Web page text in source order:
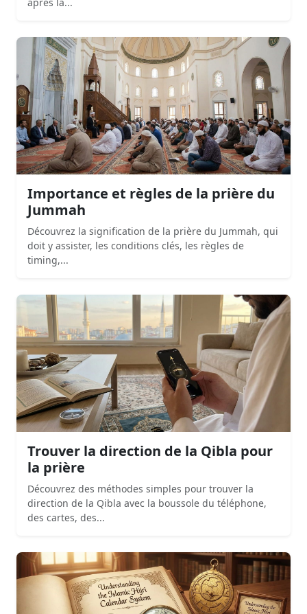
après la...
Importance et règles de la prière du
Jummah
Découvrez la signification de la prière du Jummah, qui
doit y assister, les conditions clés, les règles de
timing,...
Trouver la direction de la Qibla pour
la prière
Découvrez des méthodes simples pour trouver la
direction de la Qibla avec la boussole du téléphone,
des cartes, des...